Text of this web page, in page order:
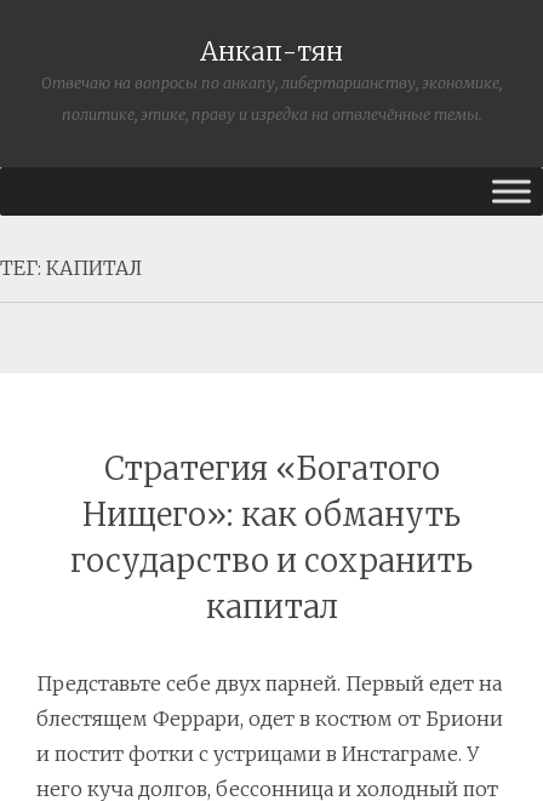
Анкап-тян
Отвечаю на вопросы по анкапу, либертарианству, экономике,
политике, этике, праву и изредка на отвлечённые темы.
ТЕГ: КАПИТАЛ
Стратегия «Богатого
Нищего»: как обмануть
государство и сохранить
капитал
Представьте себе двух парней. Первый едет на
блестящем Феррари, одет в костюм от Бриони
и постит фотки с устрицами в Инстаграме. У
него куча долгов, бессонница и холодный пот